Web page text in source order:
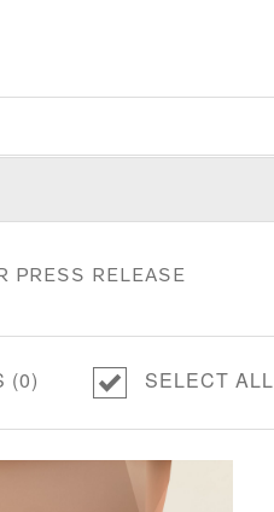
PRESS RELEASE
(0) SELECT ALL